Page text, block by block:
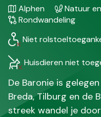
Gebied
/
Regio
Alphen Natuur
Rondwandeling
Niet
Huisdieren niet
De Baronie is
Breda, Tilburg en de
streek wandel je